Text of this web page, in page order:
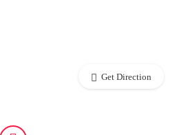
Get Direction